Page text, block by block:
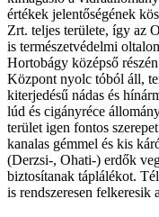
értékek jelentőségének
Zrt. teljes területe, így az
is természetvédelmi
Hortobágy középső
Központ nyolc tóból áll,
kiterjedésű nádas és
lúd és cigányréce
terület igen fontos
kanalas gémmel és kis
(Derzsi-, Ohati-) erdők
biztosítanak táplálékot.
is rendszeresen felkeresik